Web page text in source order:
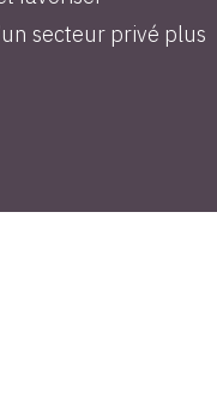
secteur privé plus